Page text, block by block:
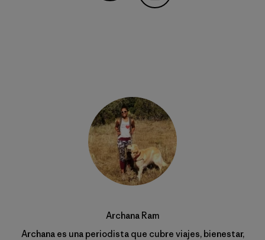
Compartir en Copy Link
Archana Ram
Archana es una periodista que cubre viajes, bienestar,